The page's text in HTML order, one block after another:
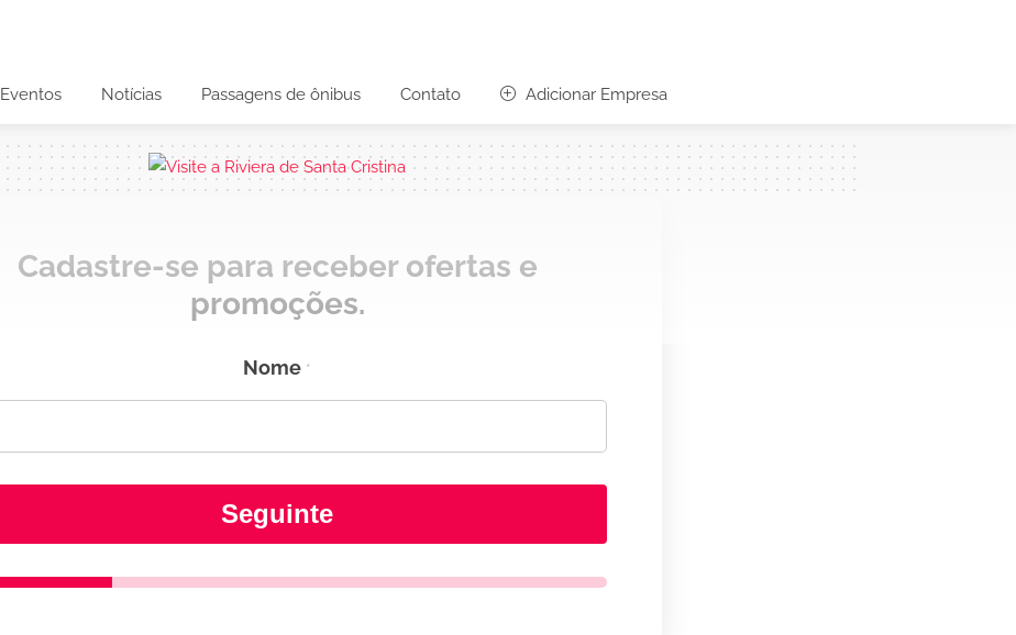
Eventos Notícias Passagens de ônibus Contato Adicionar Empresa
Cadastre-se para receber ofertas e
promoções.
Nome *
Seguinte